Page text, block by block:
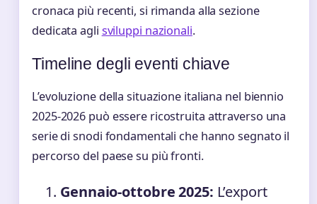
cronaca più recenti, si rimanda alla sezione
dedicata agli sviluppi nazionali.
Timeline degli eventi chiave
L’evoluzione della situazione italiana nel biennio
2025-2026 può essere ricostruita attraverso una
serie di snodi fondamentali che hanno segnato il
percorso del paese su più fronti.
Gennaio-ottobre 2025: L’export